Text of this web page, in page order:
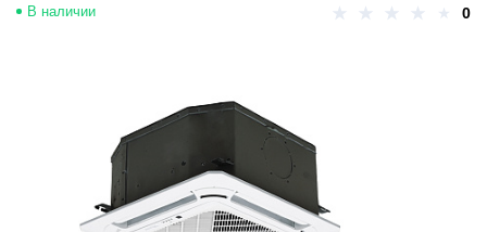
В наличии 0